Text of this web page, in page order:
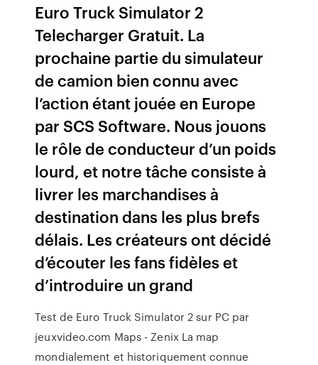
Euro Truck Simulator 2
Telecharger Gratuit. La
prochaine partie du simulateur
de camion bien connu avec
l’action étant jouée en Europe
par SCS Software. Nous jouons
le rôle de conducteur d’un poids
lourd, et notre tâche consiste à
livrer les marchandises à
destination dans les plus brefs
délais. Les créateurs ont décidé
d’écouter les fans fidèles et
d’introduire un grand
Test de Euro Truck Simulator 2 sur PC par
jeuxvideo.com Maps - Zenix La map
mondialement et historiquement connue